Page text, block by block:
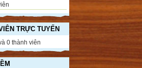
TRỰC TUYẾN
0 thành viên